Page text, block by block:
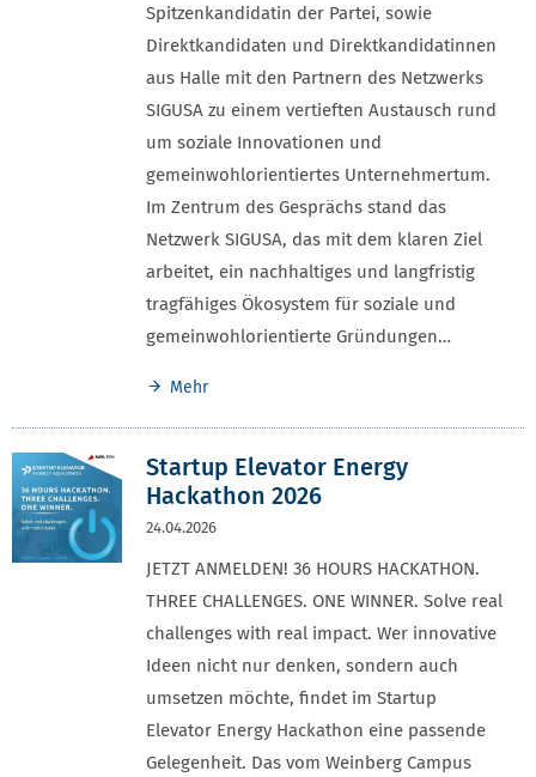
Spitzenkandidatin der Partei, sowie
Direktkandidaten und Direktkandidatinnen
aus Halle mit den Partnern des Netzwerks
SIGUSA zu einem vertieften Austausch rund
um soziale Innovationen und
gemeinwohlorientiertes Unternehmertum.
Im Zentrum des Gesprächs stand das
Netzwerk SIGUSA, das mit dem klaren Ziel
arbeitet, ein nachhaltiges und langfristig
tragfähiges Ökosystem für soziale und
gemeinwohlorientierte Gründungen…
Mehr
Startup Elevator Energy
Hackathon 2026
24.04.2026
JETZT ANMELDEN! 36 HOURS HACKATHON.
THREE CHALLENGES. ONE WINNER. Solve real
challenges with real impact. Wer innovative
Ideen nicht nur denken, sondern auch
umsetzen möchte, findet im Startup
Elevator Energy Hackathon eine passende
Gelegenheit. Das vom Weinberg Campus